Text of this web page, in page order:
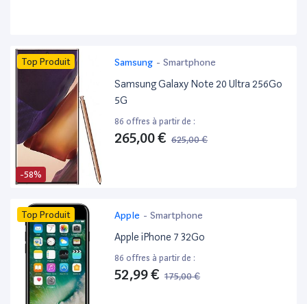
-58%
Top Produit Samsung - Smartphone
Samsung Galaxy Note 20 Ultra 256Go
5G
86 offres à partir de :
265,00 € 625,00 €
Top Produit Apple - Smartphone
Apple iPhone 7 32Go
86 offres à partir de :
52,99 € 175,00 €